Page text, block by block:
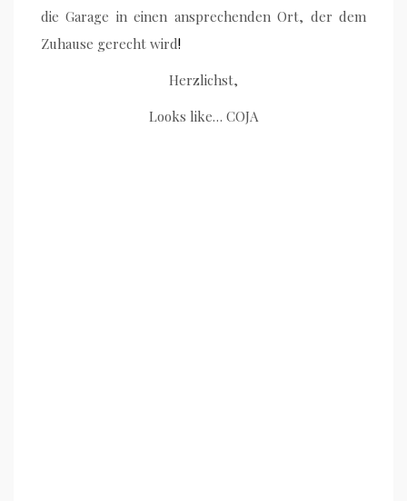
die Garage in einen ansprechenden Ort, der dem
Zuhause gerecht wird!
Herzlichst,
Looks like… COJA